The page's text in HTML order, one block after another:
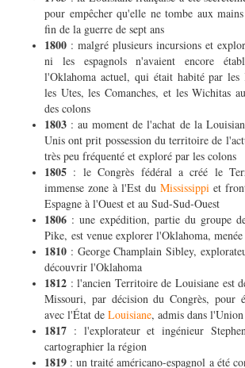
pour empêcher qu'elle ne tombe aux
fin de la guerre de sept ans
1800 : malgré plusieurs incursions et
ni les espagnols n'avaient encore
l'Oklahoma actuel, qui était habité par les
les Utes, les Comanches, et les Wichitas
des colons
1803 : au moment de l'achat de la
Unis ont prit possession du territoire de
très peu fréquenté et exploré par les colons
1805 : le Congrès fédéral a créé le
immense zone à l'Est du Mississippi et
Espagne à l'Ouest et au Sud-Sud-Ouest
1806 : une expédition, partie du groupe
Pike, est venue explorer l'Oklahoma,
1810 : George Champlain Sibley,
découvrir l'Oklahoma
1812 : l'ancien Territoire de Louisiane est
Missouri, par décision du Congrès, pour
avec l'État de Louisiane, admis dans
1817 : l'explorateur et ingénieur
cartographier la région
1819 : un traité américano-espagnol a été